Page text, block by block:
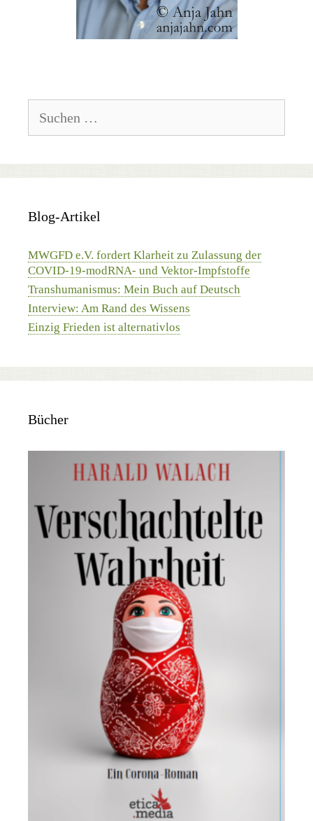
nach:
Blog-Artikel
MWGFD e.V. fordert Klarheit zu Zulassung der
COVID-19-modRNA- und Vektor-Impfstoffe
Transhumanismus: Mein Buch auf Deutsch
Interview: Am Rand des Wissens
Einzig Frieden ist alternativlos
Bücher